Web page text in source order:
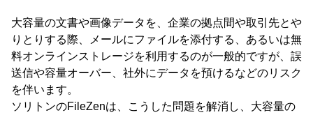
大容量の文書や画像データを、企業の拠点間や取引先とや
りとりする際、メールにファイルを添付する、あるいは無
料オンラインストレージを利用するのが一般的ですが、誤
送信や容量オーバー、社外にデータを預けるなどのリスク
を伴います。
ソリトンのFileZenは、こうした問題を解消し、大容量の